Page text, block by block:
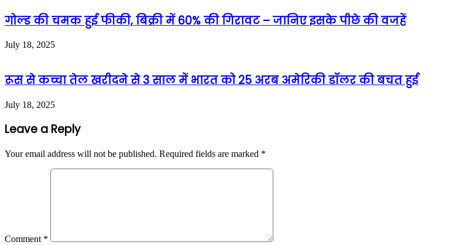
गोल्ड की चमक हुई फीकी, बिक्री में 60% की गिरावट – जानिए इसके पीछे की वजहें
July 18, 2025
रूस से कच्चा तेल खरीदने से 3 साल में भारत को 25 अरब अमेरिकी डॉलर की बचत हुई
July 18, 2025
Leave a Reply
Your email address will not be published. Required fields are marked *
Comment *